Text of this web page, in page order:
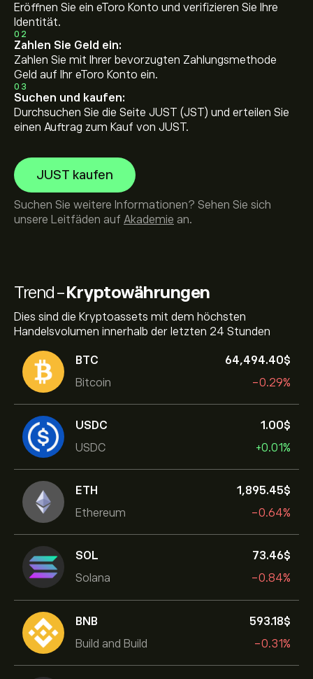
Trend-Kryptowährungen
Dies sind die Kryptoassets mit dem höchsten
Handelsvolumen innerhalb der letzten 24 Stunden
BTC
Bitcoin
64,494.40‎$‎
-0.29%
USDC
USDC
1.00‎$‎
+0.01%
ETH
Ethereum
1,895.45‎$‎
-0.64%
SOL
Solana
73.46‎$‎
-0.84%
BNB
Build and Build
593.18‎$‎
-0.31%
Eröffnen Sie ein eToro Konto und verifizieren Sie Ihre
Identität.
02
Zahlen Sie Geld ein:
Zahlen Sie mit Ihrer bevorzugten Zahlungsmethode
Geld auf Ihr eToro Konto ein.
03
Suchen und kaufen:
Durchsuchen Sie die Seite JUST (JST) und erteilen Sie
einen Auftrag zum Kauf von JUST.
JUST kaufen
Suchen Sie weitere Informationen? Sehen Sie sich
unsere Leitfäden auf Akademie an.